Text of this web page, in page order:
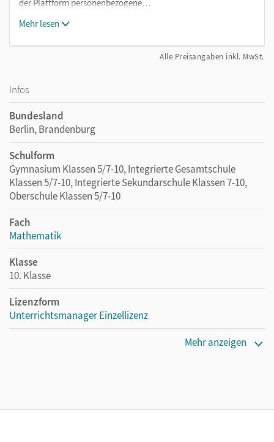
der Plattform personenbezogene…
Mehr lesen
Alle Preisangaben inkl. MwSt.
Infos
Bundesland
Berlin, Brandenburg
Schulform
Gymnasium Klassen 5/7-10, Integrierte Gesamtschule
Klassen 5/7-10, Integrierte Sekundarschule Klassen 7-10,
Oberschule Klassen 5/7-10
Fach
Mathematik
Klasse
10. Klasse
Lizenzform
Unterrichtsmanager Einzellizenz
Unterrichtsmanagers solange das Lehrwerk erhältlich ist.
Mehr anzeigen